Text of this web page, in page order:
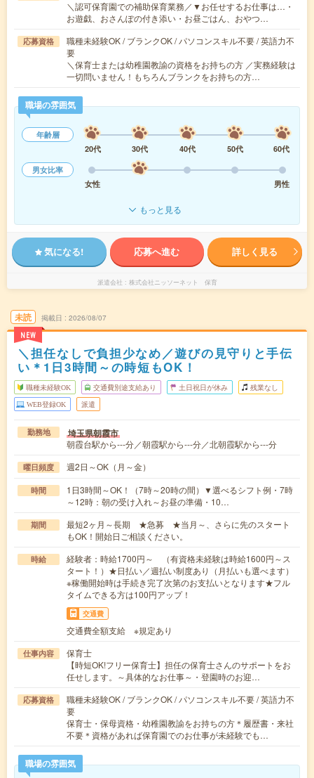
＼認可保育園での補助保育業務／▼お任せするお仕事は…・
お遊戯、おさんぽの付き添い・お昼ごはん、おやつ…
応募資格
職種未経験OK / ブランクOK / パソコンスキル不要 / 英語力不
要
＼保育士または幼稚園教諭の資格をお持ちの方 ／実務経験は
一切問いません！もちろんブランクをお持ちの方…
職場の雰囲気
年齢層
20代
30代 40代 50代
60代
男女比率
女性
男性
もっと見る
気になる! 応募へ進む 詳しく見る
派遣会社 株式会社ニッソーネット 保育
未読
NEW
掲載日 2026/08/07
＼担任なしで負担少なめ／遊びの見守りと手伝
い＊1日3時間～の時短もOK！
職種未経験OK 交通費別途支給あり 土日祝日が休み 残業なし
WEB登録OK 派遣
勤務地 埼玉県朝霞市
朝霞台駅から---分／朝霞駅から---分／北朝霞駅から---分
曜日頻度 週2日～OK（月～金）
時間
1日3時間～OK！（7時～20時の間）▼選べるシフト例・7時
～12時：朝の受け入れ～お昼の準備・10…
期間
最短2ヶ月～長期 ★急募 ★当月～、さらに先のスタート
もOK！開始日ご相談ください。
時給
経験者：時給1700円～ （有資格未経験は時給1600円～ス
タート！）★日払い／週払い制度あり（月払いも選べます）
※稼働開始時は手続き完了次第のお支払いとなります★フル
タイムできる方は100円アップ！
交通費
交通費全額支給 ※規定あり
仕事内容
保育士
【時短OK!フリー保育士】担任の保育士さんのサポートをお
任せします。～具体的なお仕事～・登園時のお迎…
応募資格
職種未経験OK / ブランクOK / パソコンスキル不要 / 英語力不
要
保育士・保母資格・幼稚園教諭をお持ちの方＊履歴書・来社
不要＊資格があれば保育園でのお仕事が未経験でも…
職場の雰囲気